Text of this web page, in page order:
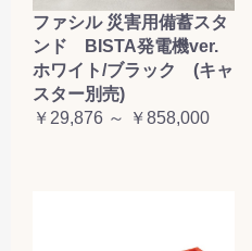
ファシル 災害用備蓄スタ
ンド BISTA発電機ver.
ホワイト/ブラック (キャ
スター別売)
￥29,876 ～ ￥858,000